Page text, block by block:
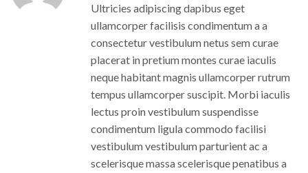
Ultricies adipiscing dapibus eget
ullamcorper facilisis condimentum a a
consectetur vestibulum netus sem curae
placerat in pretium montes curae iaculis
neque habitant magnis ullamcorper rutrum
tempus ullamcorper suscipit. Morbi iaculis
lectus proin vestibulum suspendisse
condimentum ligula commodo facilisi
vestibulum vestibulum parturient ac a
scelerisque massa scelerisque penatibus a